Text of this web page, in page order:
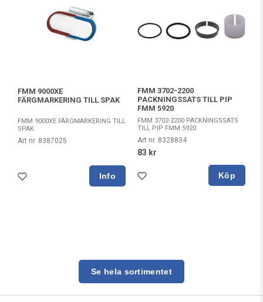
FMM 9000XE
FÄRGMARKERING TILL SPAK
FMM 9000XE FÄRGMARKERING TILL
SPAK
Art nr. 8387025
FMM 3702-2200
PACKNINGSSATS TILL PIP
FMM 5920
FMM 3702-2200 PACKNINGSSATS
TILL PIP FMM 5920
Art nr. 8328834
83 kr
Köp
Se hela sortimentet